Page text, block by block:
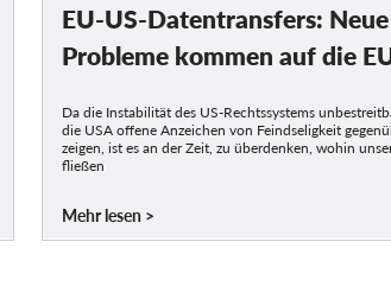
EU-US-Datentransfers: Neue
Probleme kommen auf die
Da die Instabilität des US-Rechtssystems
die USA offene Anzeichen von Feindseligkeit
zeigen, ist es an der Zeit, zu überdenken, wohin
fließen
Mehr lesen